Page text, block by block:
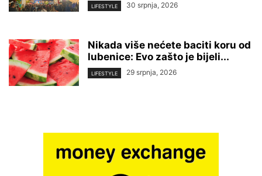
LIFESTYLE 30 srpnja, 2026
Nikada više nećete baciti koru od
lubenice: Evo zašto je bijeli...
LIFESTYLE 29 srpnja, 2026